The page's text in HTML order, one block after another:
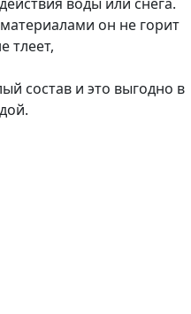
он не горит
тлеет,
состав и это выгодно в